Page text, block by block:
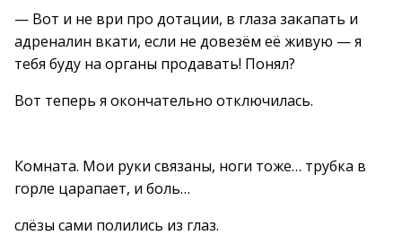
— Вот и не ври про дотации, в глаза закапать и
адреналин вкати, если не довезём её живую — я
тебя буду на органы продавать! Понял?
Вот теперь я окончательно отключилась.
Комната. Мои руки связаны, ноги тоже… трубка в
горле царапает, и боль…
слёзы сами полились из глаз.